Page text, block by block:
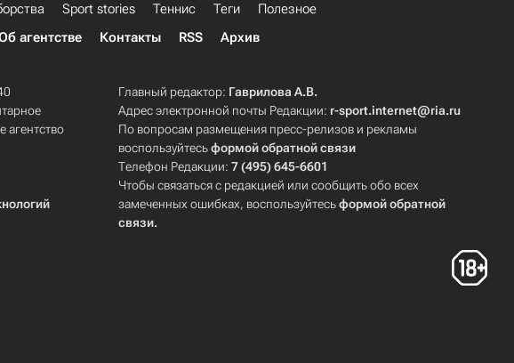
Sport stories Теннис Теги
Полезное
агентстве Контакты RSS Архив
Главный редактор: Гаврилова А.В.
Адрес электронной почты Редакции: r-sport.internet@ria.ru
По вопросам размещения пресс-релизов и рекламы
воспользуйтесьформой обратной связи
Телефон Редакции:7 (495) 645-6601
Чтобы связаться с редакцией или сообщить обо всех
замеченных ошибках, воспользуйтесьформой обратной
связи.